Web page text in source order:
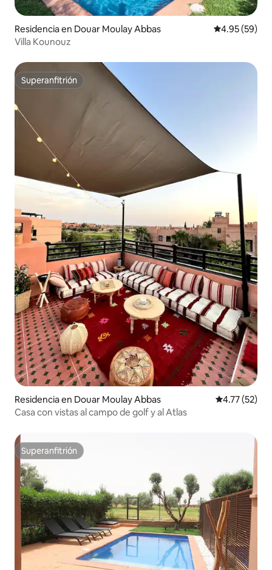
Residencia en Douar Moulay Abbas Calificación
4.95 (59)
Villa Kounouz
Superanfitrión
Superanfitrión
Residencia en Douar Moulay Abbas Calificación
4.77 (52)
Casa con vistas al campo de golf y al Atlas
Superanfitrión
Superanfitrión